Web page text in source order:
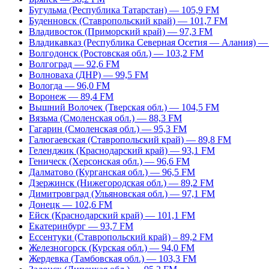
Бугульма (Республика Татарстан) — 105,9 FM
Буденновск (Ставропольский край) — 101,7 FM
Владивосток (Приморский край) — 97,3 FM
Владикавказ (Республика Северная Осетия — Алания)
Волгодонск (Ростовская обл.) — 103,2 FM
Волгоград — 92,6 FM
Волноваха (ДНР) — 99,5 FM
Вологда — 96,0 FM
Воронеж — 89,4 FM
Вышний Волочек (Тверская обл.) — 104,5 FM
Вязьма (Смоленская обл.) — 88,3 FM
Гагарин (Смоленская обл.) — 95,3 FM
Галюгаевская (Ставропольский край) — 89,8 FM
Геленджик (Краснодарский край) — 93,1 FM
Геническ (Херсонская обл.) — 96,6 FM
Далматово (Курганская обл.) — 96,5 FM
Дзержинск (Нижегородская обл.) — 89,2 FM
Димитровград (Ульяновская обл.) — 97,1 FM
Донецк — 102,6 FM
Ейск (Краснодарский край) — 101,1 FM
Екатеринбург — 93,7 FM
Ессентуки (Ставропольский край) – 89,2 FM
Железногорск (Курская обл.) — 94,0 FM
Жердевка (Тамбовская обл.) — 103,3 FM